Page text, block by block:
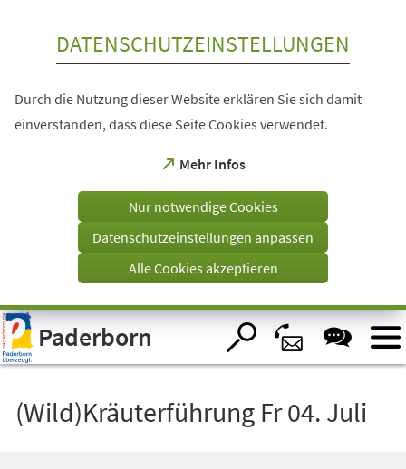
Visuelle
Assistenzsoftware
öffnen.
DATENSCHUTZEINSTELLUNGEN
Durch die Nutzung dieser Website erklären Sie sich damit
einverstanden, dass diese Seite Cookies verwendet.
Mehr Infos
(Öffnet
einem
Tab)
Nur notwendige Cookies
Datenschutzeinstellungen anpassen
Alle Cookies akzeptieren
Paderborn
(Wild)Kräuterführung Fr 04. Juli